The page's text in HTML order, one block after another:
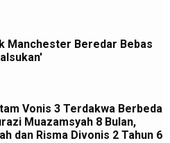
Manchester Beredar Bebas
Vonis 3 Terdakwa Berbeda
Muazamsyah 8 Bulan,
dan Risma Divonis 2 Tahun 6